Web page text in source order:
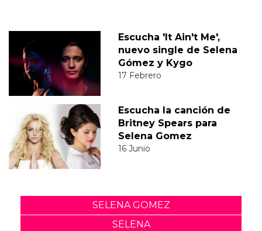
Escucha 'It Ain't Me',
nuevo single de Selena
Gómez y Kygo
17 Febrero
Escucha la canción de
Britney Spears para
Selena Gomez
16 Junio
SELENA GOMEZ
SELENA